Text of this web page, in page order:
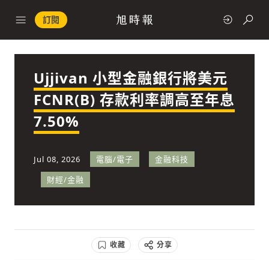
訂閱
快速連結
政治
經濟
科技
Ujjivan 小型金融銀行將美元
FCNR(B) 存款利率調高至年息
7.50%
Jul 08, 2026 電腦/電子
金融科技
財經/金融
收藏 分享